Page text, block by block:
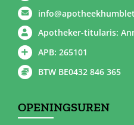
Apotheker-titularis:
APB: 265101
BTW BE0432 846 365
OPENINGSUREN